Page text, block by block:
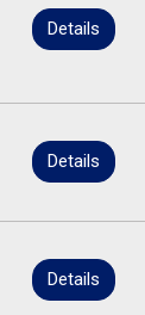
Details
Details
Details